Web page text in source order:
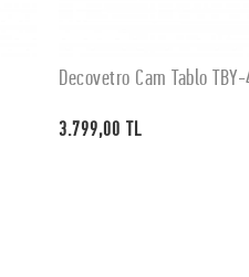
SEPETE
Decovetro Cam Tablo
3.799,00 TL